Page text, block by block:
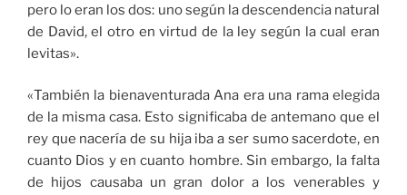
pero lo eran los dos: uno según la descendencia natural
de David, el otro en virtud de la ley según la cual eran
levitas».
«También la bienaventurada Ana era una rama elegida
de la misma casa. Esto significaba de antemano que el
rey que nacería de su hija iba a ser sumo sacerdote, en
cuanto Dios y en cuanto hombre. Sin embargo, la falta
de hijos causaba un gran dolor a los venerables y